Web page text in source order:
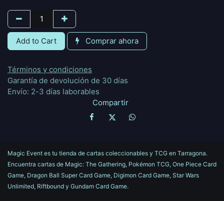
Add to Cart Comprar ahora
Términos y condiciones
Garantía de devolución de 30 días
Envío: 2-3 días laborables
Compartir
Magic Event es tu tienda de cartas coleccionables y TCG en Tarragona.
Encuentra cartas de Magic: The Gathering, Pokémon TCG, One Piece Card
Game, Dragon Ball Super Card Game, Digimon Card Game, Star Wars
Unlimited, Riftbound y Gundam Card Game.